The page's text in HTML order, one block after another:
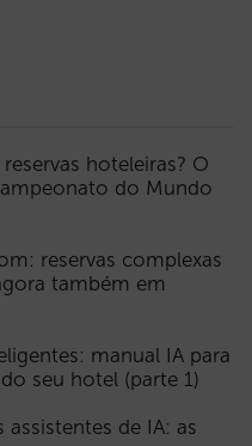
hoteleiras? O
do Mundo
reservas complexas
também em
manual IA para
seu hotel (parte 1)
de IA: as